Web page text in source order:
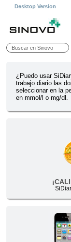
Desktop Version
¿Puedo usar
trabajo diario las
seleccionar en la
en mmol/l o mg/dl.